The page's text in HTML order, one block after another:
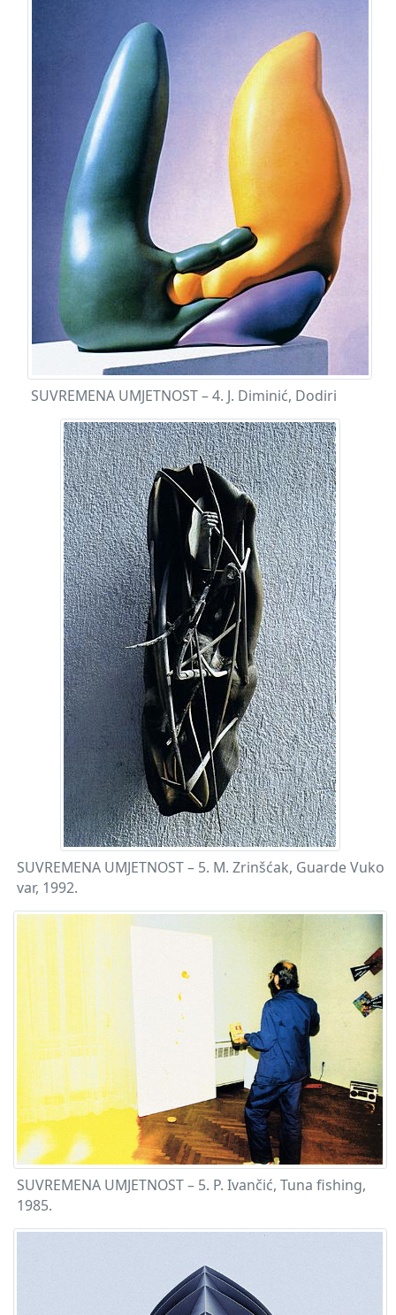
SUVREMENA UMJETNOST – 4. J. Diminić, Dodiri
SUVREMENA UMJETNOST – 5. M. Zrinšćak, Guarde Vuko
var, 1992.
SUVREMENA UMJETNOST – 5. P. Ivančić, Tuna fishing,
1985.